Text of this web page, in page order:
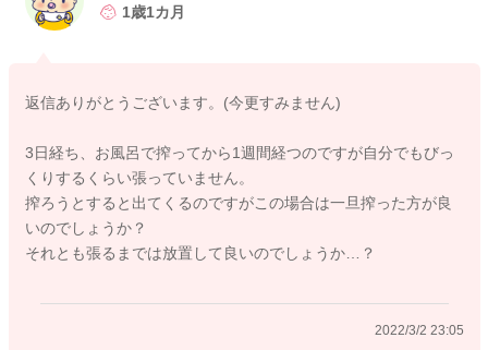
よかったら参考になさってください。
2022/2/22 23:42
1歳1カ月
返信ありがとうございます。(今更すみません)
3日経ち、お風呂で搾ってから1週間経つのですが自分でもびっ
くりするくらい張っていません。
搾ろうとすると出てくるのですがこの場合は一旦搾った方が良
いのでしょうか？
それとも張るまでは放置して良いのでしょうか…？
2022/3/2 23:05